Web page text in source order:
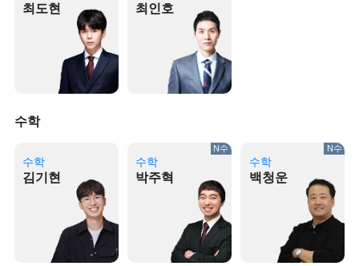
최도현 최인호
수학
수학
김기현
수학
박주혁
N수
수학
백청운
N수